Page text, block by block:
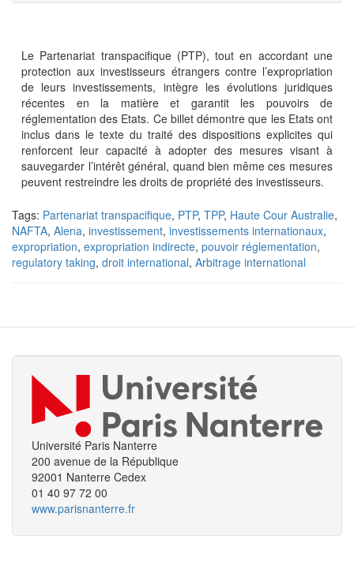
Le Partenariat transpacifique (PTP), tout en accordant une
protection aux investisseurs étrangers contre l’expropriation
de leurs investissements, intègre les évolutions juridiques
récentes en la matière et garantit les pouvoirs de
réglementation des Etats. Ce billet démontre que les Etats ont
inclus dans le texte du traité des dispositions explicites qui
renforcent leur capacité à adopter des mesures visant à
sauvegarder l’intérêt général, quand bien même ces mesures
peuvent restreindre les droits de propriété des investisseurs.
Tags: Partenariat transpacifique, PTP, TPP, Haute Cour Australie,
NAFTA, Alena, investissement, investissements internationaux,
expropriation, expropriation indirecte, pouvoir réglementation,
regulatory taking, droit international, Arbitrage international
Université Paris Nanterre
200 avenue de la République
92001 Nanterre Cedex
01 40 97 72 00
www.parisnanterre.fr